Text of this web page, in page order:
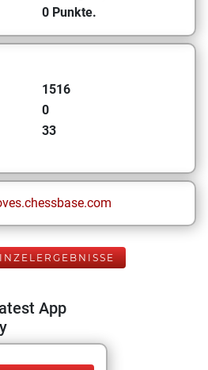
0 Punkte.
1516
0
33
App